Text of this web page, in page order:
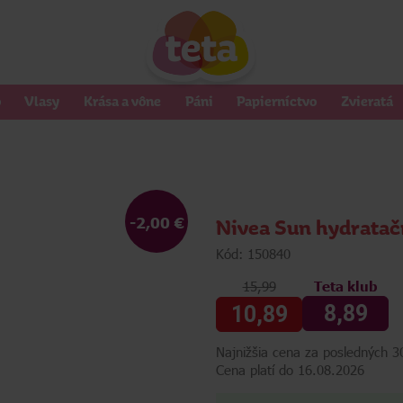
Vlasy Krása a vône Páni Papierníctvo Zvieratá
-2,00 € Nivea Sun
Kód: 150840
15,99
10,89
Teta klub
8,89
Najnižšia cena za posledných
Cena platí do 16.08.2026